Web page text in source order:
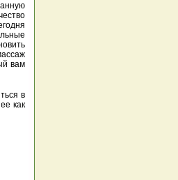
вам
в
как